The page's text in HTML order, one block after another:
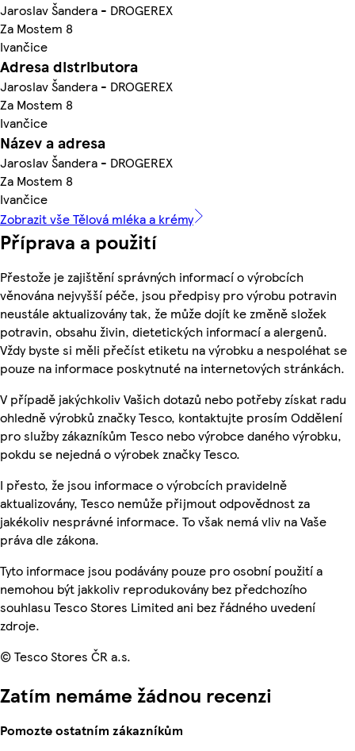
Jaroslav Šandera - DROGEREX
Za Mostem 8
Ivančice
Adresa distributora
Jaroslav Šandera - DROGEREX
Za Mostem 8
Ivančice
Název a adresa
Jaroslav Šandera - DROGEREX
Za Mostem 8
Ivančice
Zobrazit vše Tělová mléka a krémy
Příprava a použití
Přestože je zajištění správných informací o výrobcích
věnována nejvyšší péče, jsou předpisy pro výrobu potravin
neustále aktualizovány tak, že může dojít ke změně složek
potravin, obsahu živin, dietetických informací a alergenů.
Vždy byste si měli přečíst etiketu na výrobku a nespoléhat se
pouze na informace poskytnuté na internetových stránkách.
V případě jakýchkoliv Vašich dotazů nebo potřeby získat radu
ohledně výrobků značky Tesco, kontaktujte prosím Oddělení
pro služby zákazníkům Tesco nebo výrobce daného výrobku,
pokdu se nejedná o výrobek značky Tesco.
I přesto, že jsou informace o výrobcích pravidelně
aktualizovány, Tesco nemůže přijmout odpovědnost za
jakékoliv nesprávné informace. To však nemá vliv na Vaše
práva dle zákona.
Tyto informace jsou podávány pouze pro osobní použití a
nemohou být jakkoliv reprodukovány bez předchozího
souhlasu Tesco Stores Limited ani bez řádného uvedení
zdroje.
© Tesco Stores ČR a.s.
Zatím nemáme žádnou recenzi
Pomozte ostatním zákazníkům